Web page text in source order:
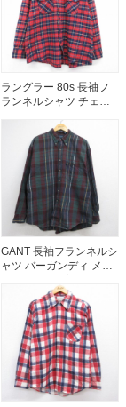
ラングラー 80s 長袖フ
ランネルシャツ チェッ
GANT 長袖フランネルシ
ャツ バーガンディ メン